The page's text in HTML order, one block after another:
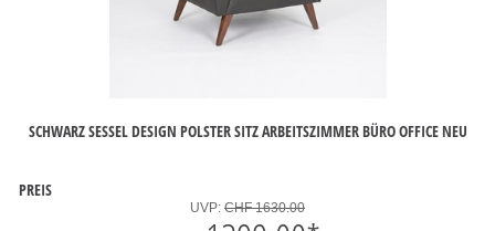
SCHWARZ SESSEL DESIGN POLSTER SITZ ARBEITSZIMMER BÜRO OFFICE NEU
PREIS
UVP: CHF 1630.00